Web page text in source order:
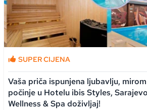
SUPER CIJENA
Vaša priča ispunjena ljubavlju,
počinje u Hotelu ibis Styles,
Wellness & Spa doživljaj!